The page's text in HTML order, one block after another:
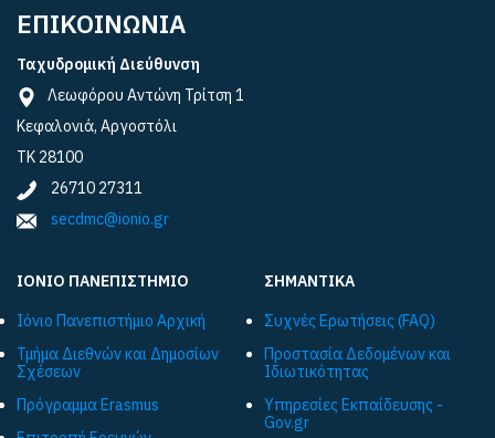
ΕΠΙΚΟΙΝΩΝΙΑ
Ταχυδρομική Διεύθυνση
Λεωφόρου Αντώνη Τρίτση 1
Κεφαλονιά, Αργοστόλι
ΤΚ 28100
26710 27311
secdmc@ionio.gr
ΙΟΝΙΟ ΠΑΝΕΠΙΣΤΗΜΙΟ
Ιόνιο Πανεπιστήμιο Αρχική
Τμήμα Διεθνών και Δημοσίων
Σχέσεων
Πρόγραμμα Εrasmus
ΣΗΜΑΝΤΙΚΑ
Συχνές Ερωτήσεις (FAQ)
Προστασία Δεδομένων και
Ιδιωτικότητας
Υπηρεσίες Εκπαίδευσης -
Gov.gr